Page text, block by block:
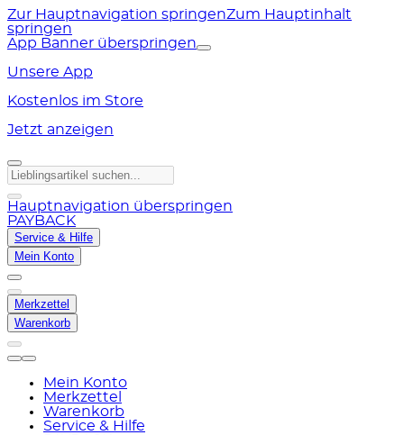
Zur Hauptnavigation springenZum Hauptinhalt
springen
App Banner überspringen
Unsere App
Kostenlos im Store
Jetzt anzeigen
Hauptnavigation überspringen
PAYBACK
Service & Hilfe
Mein Konto
Merkzettel
Warenkorb
Mein Konto
Merkzettel
Warenkorb
Service & Hilfe